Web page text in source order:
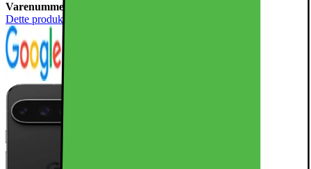
Varenummer:
Dette produktet er rangert med 4.8 av 5 stjerner.